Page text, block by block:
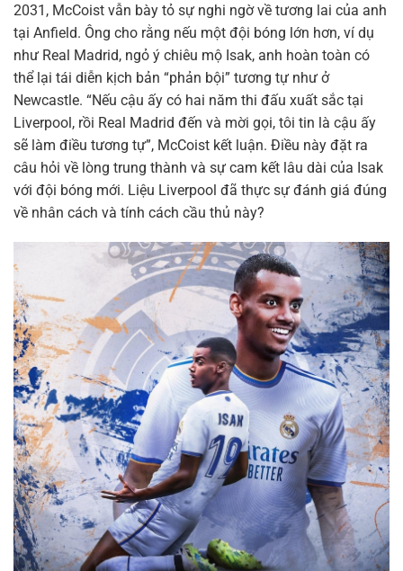
2031, McCoist vẫn bày tỏ sự nghi ngờ về tương lai của anh
tại Anfield. Ông cho rằng nếu một đội bóng lớn hơn, ví dụ
như Real Madrid, ngỏ ý chiêu mộ Isak, anh hoàn toàn có
thể lại tái diễn kịch bản “phản bội” tương tự như ở
Newcastle. “Nếu cậu ấy có hai năm thi đấu xuất sắc tại
Liverpool, rồi Real Madrid đến và mời gọi, tôi tin là cậu ấy
sẽ làm điều tương tự”, McCoist kết luận. Điều này đặt ra
câu hỏi về lòng trung thành và sự cam kết lâu dài của Isak
với đội bóng mới. Liệu Liverpool đã thực sự đánh giá đúng
về nhân cách và tính cách cầu thủ này?